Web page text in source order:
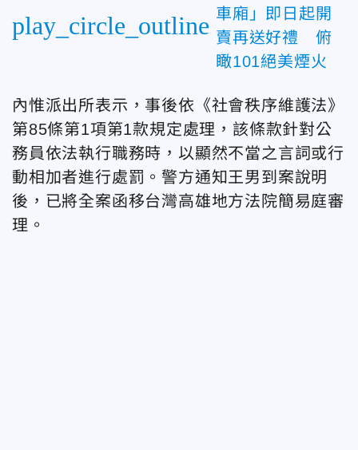
play_circle_outline 車廂」即日起開
賣再送好禮 俯
瞰101絕美煙火
內惟派出所表示，事後依《社會秩序維護法》
第85條第1項第1款規定處理，該條款針對公
務員依法執行職務時，以顯然不當之言詞或行
動相加者進行處罰。警方通知王男到案說明
後，已將全案函移台灣高雄地方法院簡易庭審
理。